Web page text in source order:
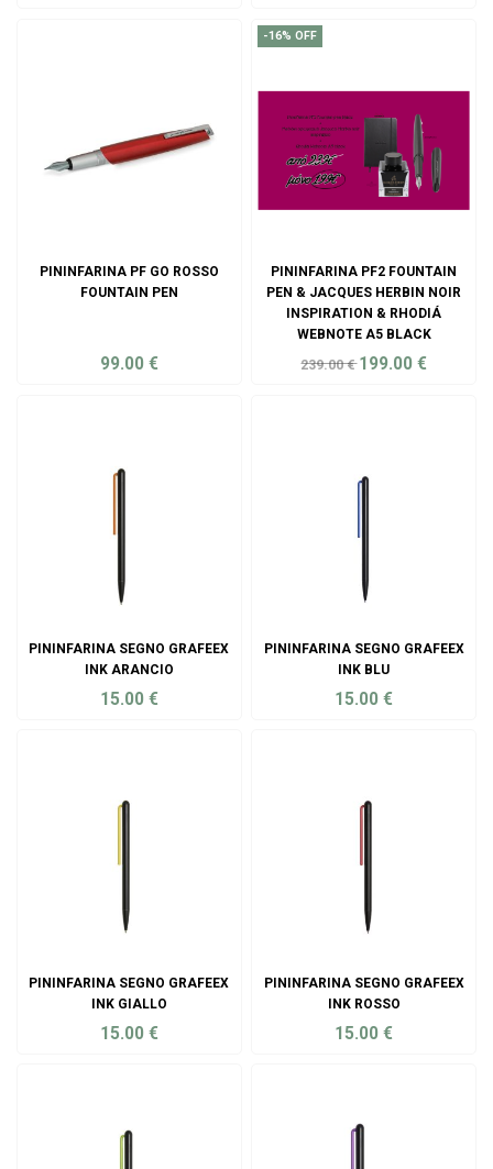
PININFARINA PF GO ROSSO
FOUNTAIN PEN
99.00 €
PININFARINA PF2 FOUNTAIN
PEN & JACQUES HERBIN NOIR
INSPIRATION & RHODIÁ
WEBNOTE A5 BLACK
-16% OFF
239.00€ 199.00€
PININFARINA SEGNO GRAFEEX
INK ARANCIO
15.00 €
PININFARINA SEGNO GRAFEEX
INK BLU
15.00€
PININFARINA SEGNO GRAFEEX
INK GIALLO
15.00 €
PININFARINA SEGNO GRAFEEX
INK ROSSO
15.00€